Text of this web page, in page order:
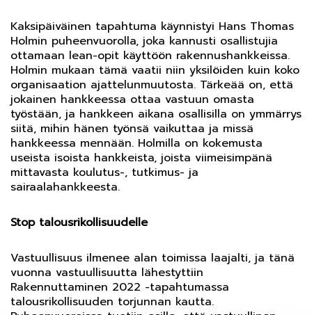
Kaksipäiväinen tapahtuma käynnistyi Hans Thomas
Holmin puheenvuorolla, joka kannusti osallistujia
ottamaan lean-opit käyttöön rakennushankkeissa.
Holmin mukaan tämä vaatii niin yksilöiden kuin koko
organisaation ajattelunmuutosta. Tärkeää on, että
jokainen hankkeessa ottaa vastuun omasta
työstään, ja hankkeen aikana osallisilla on ymmärrys
siitä, mihin hänen työnsä vaikuttaa ja missä
hankkeessa mennään. Holmilla on kokemusta
useista isoista hankkeista, joista viimeisimpänä
mittavasta koulutus-, tutkimus- ja
sairaalahankkeesta.
Stop talousrikollisuudelle
Vastuullisuus ilmenee alan toimissa laajalti, ja tänä
vuonna vastuullisuutta lähestyttiin
Rakennuttaminen 2022 -tapahtumassa
talousrikollisuuden torjunnan kautta.